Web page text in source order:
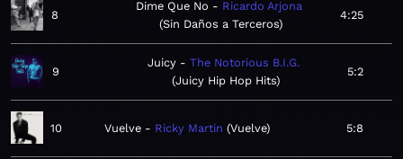
8
Dime Que No
Ricardo Arjona
Sin Daños a Terceros
4:25
9
Juicy
The Notorious B.I.G.
Juicy Hip Hop Hits
5:2
10 Vuelve Ricky Martin Vuelve 5:8